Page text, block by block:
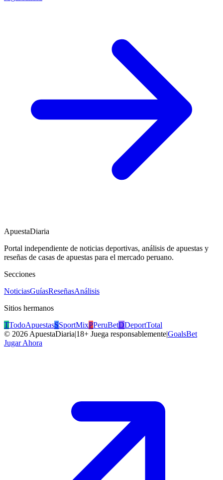
ApuestaDiaria
Portal independiente de noticias deportivas, análisis de apuestas y
reseñas de casas de apuestas para el mercado peruano.
Secciones
NoticiasGuíasReseñasAnálisis
Sitios hermanos
TTodoApuestasSSportMixPPeruBetDDeportTotal
© 2026 ApuestaDiaria|18+ Juega responsablemente|GoalsBet
Jugar Ahora